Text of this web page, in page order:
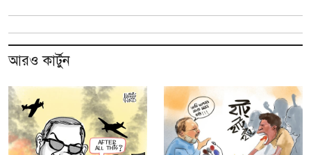
আরও কার্টুন